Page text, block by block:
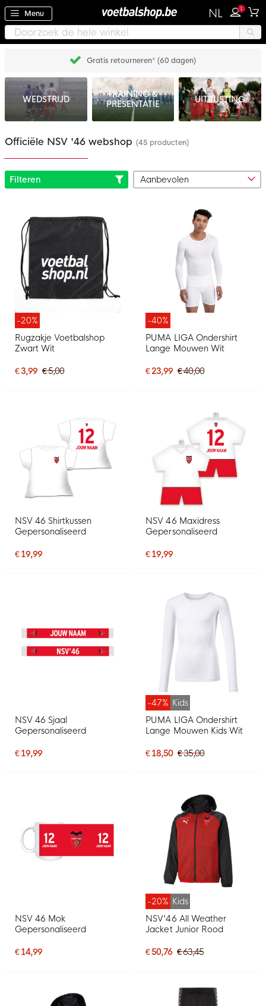
Menu NL 1
Gratis retourneren* (60 dagen)
WEDSTRIJD
TRAINING &
PRESENTATIE
UITRUSTING
Officiële NSV '46 webshop (45 producten)
Filteren
-20%
Rugzakje Voetbalshop
Zwart Wit
€ 3,99 € 5,00
-40%
PUMA LIGA Ondershirt
Lange Mouwen Wit
€ 23,99 € 40,00
NSV 46 Shirtkussen
Gepersonaliseerd
€ 19,99
NSV 46 Maxidress
Gepersonaliseerd
€ 19,99
NSV 46 Sjaal
Gepersonaliseerd
€ 19,99
-47% Kids
PUMA LIGA Ondershirt
Lange Mouwen Kids Wit
€ 18,50 € 35,00
NSV 46 Mok
Gepersonaliseerd
€ 14,99
-20% Kids
NSV'46 All Weather
Jacket Junior Rood
€ 50,76 € 63,45